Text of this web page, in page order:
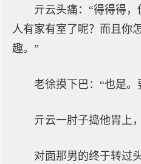
亓云头痛：“得得得
人有家有室了呢？而且你
趣。”
老徐摸下巴：“也是。
亓云一肘子捣他胃上
对面那男的终于转过